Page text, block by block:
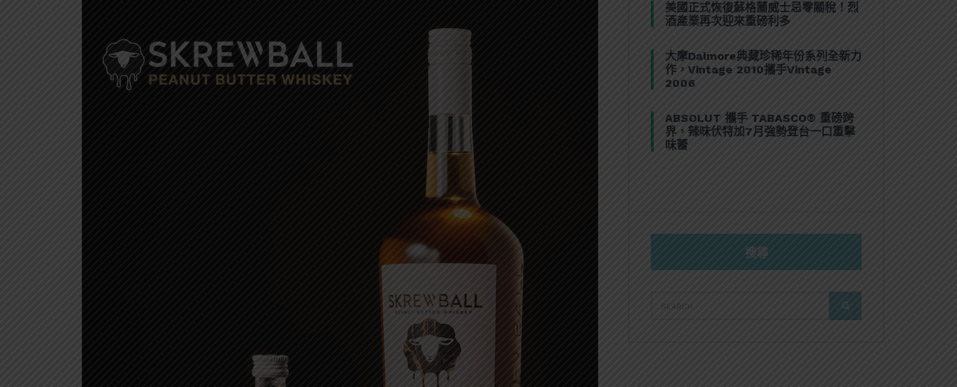
美國正式恢復蘇格蘭威士忌零關稅！烈
酒產業再次迎來重磅利多
大摩Dalmore典藏珍稀年份系列全新力
作，Vintage 2010攜手Vintage
2006
ABSOLUT 攜手 TABASCO® 重磅跨
界，辣味伏特加7月強勢登台一口重擊
味蕾
搜尋
FOR:
SEARCH